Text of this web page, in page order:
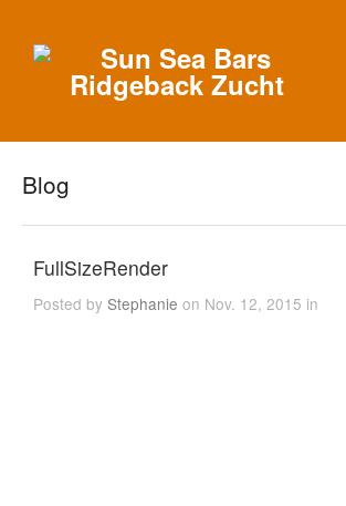
Blog
FullSizeRender
Posted byStephanie on Nov. 12, 2015 in